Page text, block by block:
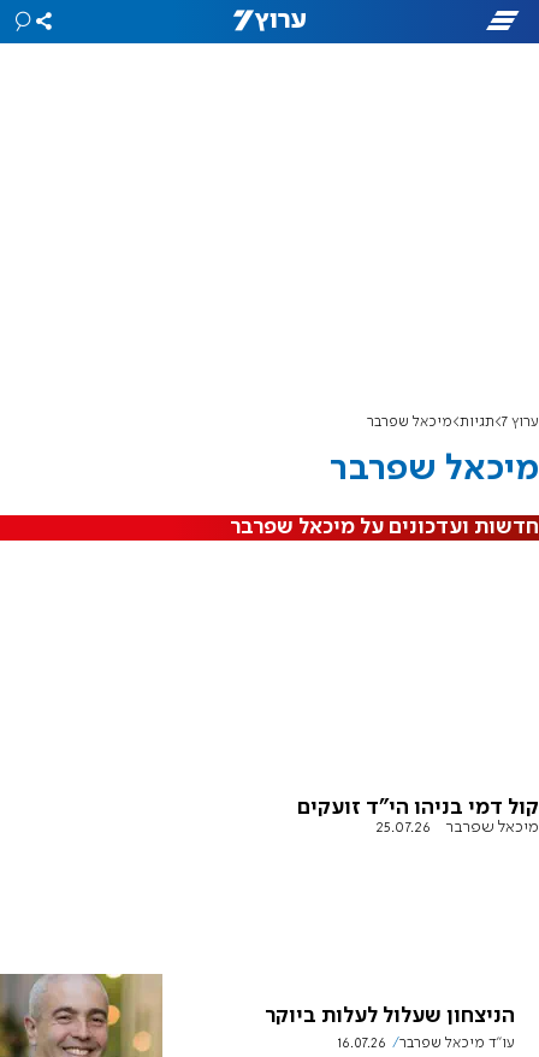
ערוץ 7 תגיות מיכאל שפרבר
מיכאל שפרבר
חדשות ועדכונים על מיכאל שפרבר
קול דמי בניהו הי"ד זועקים
מיכאל שפרבר 25.07.26
הניצחון שעלול לעלות ביוקר
עו"ד מיכאל שפרבר 16.07.26